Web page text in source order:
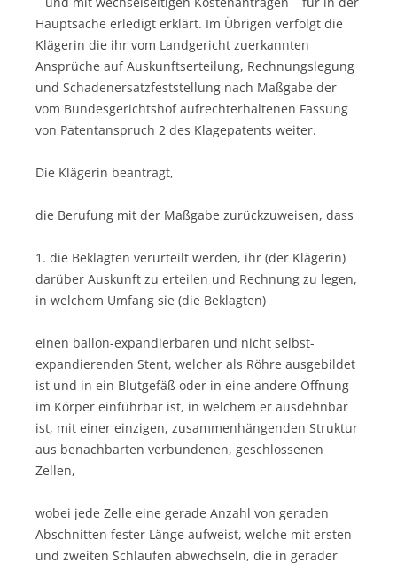
Hauptsache erledigt erklärt. Im Übrigen verfolgt die
Klägerin die ihr vom Landgericht zuerkannten
Ansprüche auf Auskunftserteilung, Rechnungslegung
und Schadenersatzfeststellung nach Maßgabe der
vom Bundesgerichtshof aufrechterhaltenen Fassung
von Patentanspruch 2 des Klagepatents weiter.
Die Klägerin beantragt,
die Berufung mit der Maßgabe zurückzuweisen, dass
1. die Beklagten verurteilt werden, ihr (der Klägerin)
darüber Auskunft zu erteilen und Rechnung zu legen,
in welchem Umfang sie (die Beklagten)
einen ballon-expandierbaren und nicht selbst-
expandierenden Stent, welcher als Röhre ausgebildet
ist und in ein Blutgefäß oder in eine andere Öffnung
im Körper einführbar ist, in welchem er ausdehnbar
ist, mit einer einzigen, zusammenhängenden Struktur
aus benachbarten verbundenen, geschlossenen
Zellen,
wobei jede Zelle eine gerade Anzahl von geraden
Abschnitten fester Länge aufweist, welche mit ersten
und zweiten Schlaufen abwechseln, die in gerader